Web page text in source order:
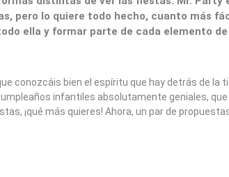
pero lo quiere todo hecho, cuanto más
ella y formar parte de cada elemento
conozcáis bien el espíritu que hay detrás de la
infantiles absolutamente geniales, que
¡qué más quieres! Ahora, un par de